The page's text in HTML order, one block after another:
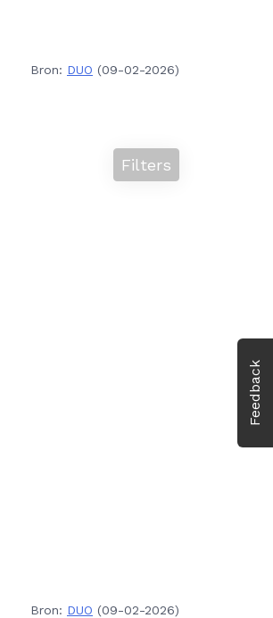
Feedback
Bron: DUO (09-02-2026)
Filters
Bron: DUO (09-02-2026)